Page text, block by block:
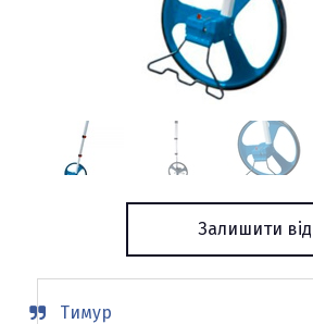
Залишити
Тимур